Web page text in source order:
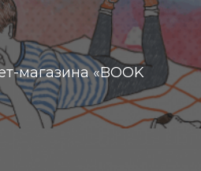
магазина «BOOK